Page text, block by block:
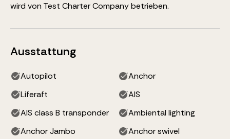
wird von Test Charter Company betrieben.
Ausstattung
Autopilot
Anchor
Liferaft
AIS
AIS class B transponder
Ambiental lighting
Anchor Jambo
Anchor swivel